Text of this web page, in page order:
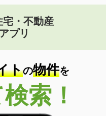
・不動産
アプリ
トの物件を
索！